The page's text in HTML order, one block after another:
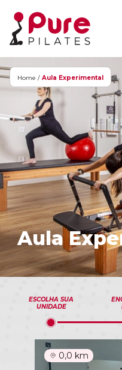
Aula
Home / Aula Experimental
ESCOLHA SUA
UNIDADE
0,0 km